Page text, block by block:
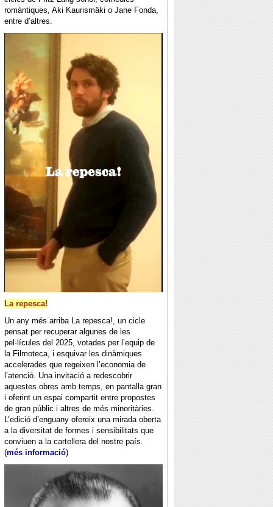
romàntiques, Aki Kaurismäki o Jane Fonda,
entre d’altres.
La repesca!
Un any més arriba La repesca!, un cicle
pensat per recuperar algunes de les
pel·lícules del 2025, votades per l’equip de
la Filmoteca, i esquivar les dinàmiques
accelerades que regeixen l’economia de
l’atenció. Una invitació a redescobrir
aquestes obres amb temps, en pantalla gran
i oferint un espai compartit entre propostes
de gran públic i altres de més minoritàries.
L’edició d’enguany ofereix una mirada oberta
a la diversitat de formes i sensibilitats que
conviuen a la cartellera del nostre país.
(més informació)